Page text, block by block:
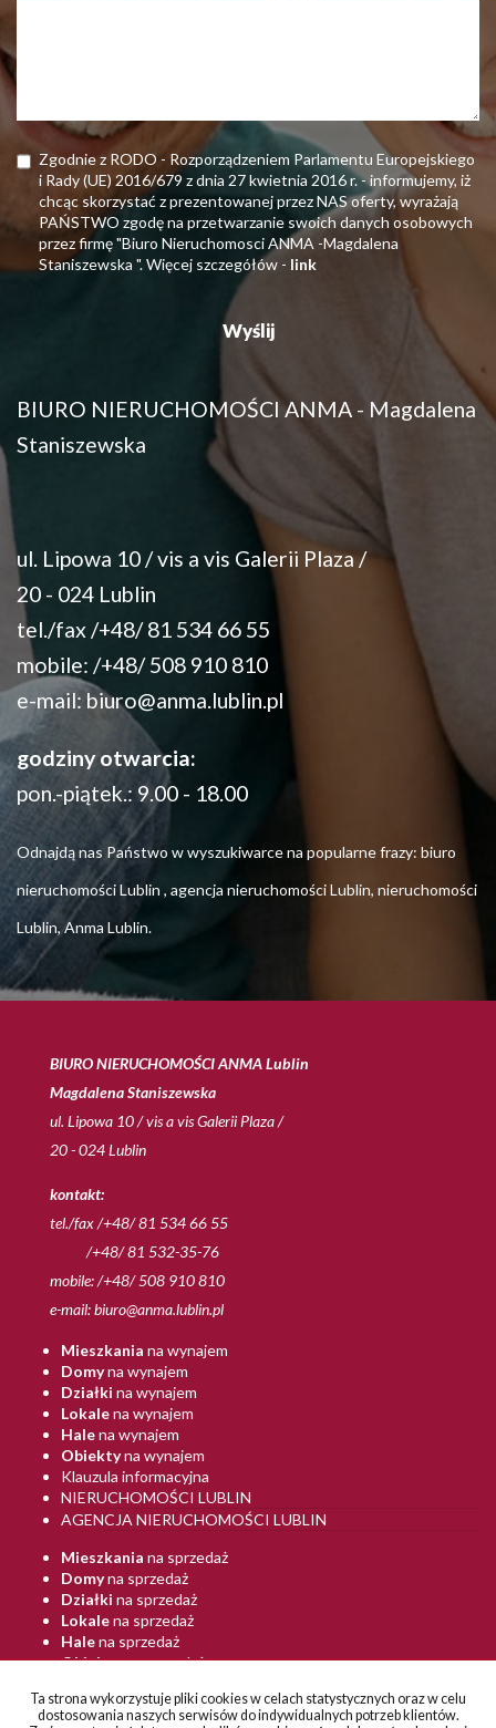
Zgodnie z RODO - Rozporządzeniem Parlamentu Europejskiego
i Rady (UE) 2016/679 z dnia 27 kwietnia 2016 r. - informujemy, iż
chcąc skorzystać z prezentowanej przez NAS oferty, wyrażają
PAŃSTWO zgodę na przetwarzanie swoich danych osobowych
przez firmę "Biuro Nieruchomosci ANMA -Magdalena
Staniszewska ". Więcej szczegółów - link
BIURO NIERUCHOMOŚCI ANMA - Magdalena
Staniszewska
ul. Lipowa 10 / vis a vis Galerii Plaza /
20 - 024 Lublin
tel./fax /+48/ 81 534 66 55
mobile: /+48/ 508 910 810
e-mail:biuro@anma.lublin.pl
godziny otwarcia:
pon.-piątek.: 9.00 - 18.00
Odnajdą nas Państwo w wyszukiwarce na popularne frazy: biuro
nieruchomości Lublin , agencja nieruchomości Lublin, nieruchomości
Lublin, Anma Lublin.
BIURO NIERUCHOMOŚCI ANMA Lublin
Magdalena Staniszewska
ul. Lipowa 10 / vis a vis Galerii Plaza /
20 - 024 Lublin
kontakt:
tel./fax /+48/ 81 534 66 55
/+48/ 81 532-35-76
mobile: /+48/ 508 910 810
e-mail:biuro@anma.lublin.pl
Mieszkania na wynajem
Domyna wynajem
Działki na wynajem
Lokalena wynajem
Halena wynajem
Obiektyna wynajem
Klauzula informacyjna
NIERUCHOMOŚCI LUBLIN
AGENCJA NIERUCHOMOŚCI LUBLIN
Mieszkania na sprzedaż
Domyna sprzedaż
Działki na sprzedaż
Lokalena sprzedaż
Halena sprzedaż
Obiektyna sprzedaż
ANMA LUBLIN
Ta strona wykorzystuje pliki cookies w celach statystycznych oraz w celu
dostosowania naszych serwisów do indywidualnych potrzeb klientów.